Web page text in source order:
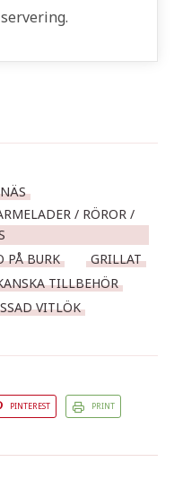
/ RÖROR /
PÅ BURK
GRILLAT
TILLBEHÖR
VITLÖK
PINTEREST PRINT